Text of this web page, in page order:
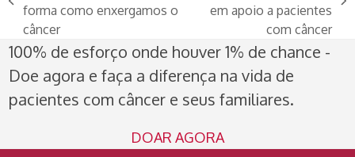
previous
post:
forma como enxergamos o
câncer
next
em apoio a pacientes
com câncer
100% de esforço onde houver 1% de chance -
Doe agora e faça a diferença na vida de
pacientes com câncer e seus familiares.
DOAR AGORA